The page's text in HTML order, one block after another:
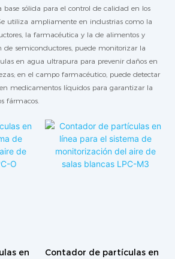
base sólida para el control de calidad en los
utiliza ampliamente en industrias como la
la farmacéutica y la de alimentos y
de semiconductores, puede monitorizar la
en agua ultrapura para prevenir daños en
en el campo farmacéutico, puede detectar
medicamentos líquidos para garantizar la
fármacos.
en
Contador de partículas en